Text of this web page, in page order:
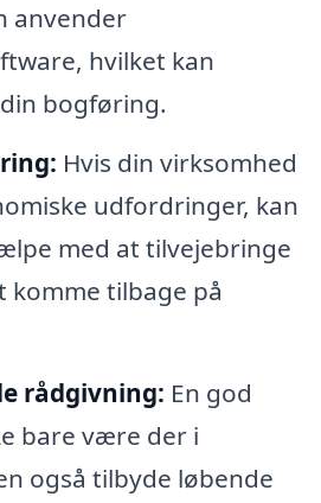
anvender
hvilket kan
bogføring.
Hvis din virksomhed
udfordringer, kan
med at tilvejebringe
komme tilbage på
rådgivning: En god
bare være der i
også tilbyde løbende